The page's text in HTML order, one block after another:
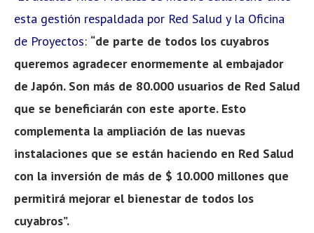
esta gestión respaldada por Red Salud y la Oficina
de Proyectos: “de parte de todos los cuyabros
queremos agradecer enormemente al embajador
de Japón. Son más de 80.000 usuarios de Red Salud
que se beneficiarán con este aporte. Esto
complementa la ampliación de las nuevas
instalaciones que se están haciendo en Red Salud
con la inversión de más de $ 10.000 millones que
permitirá mejorar el bienestar de todos los
cuyabros”.